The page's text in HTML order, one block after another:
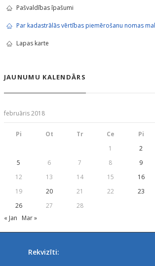
Pašvaldības īpašumi
Par kadastrālās vērtības piemērošanu nomas
Lapas karte
JAUNUMU KALENDĀRS
februāris 2018
Pi Ot Tr Ce Pi
1
2
5
6 7 8 9
12
13 14 15 16
19
20 21 22 23
26
27
28
« Jan
Mar »
Rekvizīti: